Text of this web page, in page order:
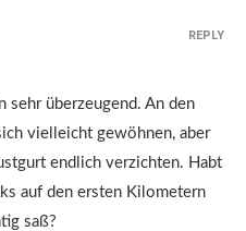
sehr überzeugend. An den
vielleicht gewöhnen, aber
endlich verzichten. Habt
auf den ersten Kilometern
saß?
REPLY